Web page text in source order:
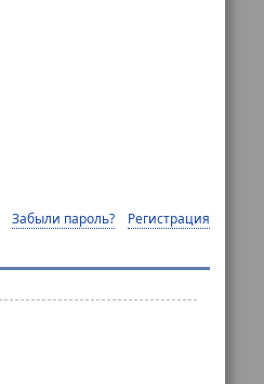
Забыли пароль? Регистрация